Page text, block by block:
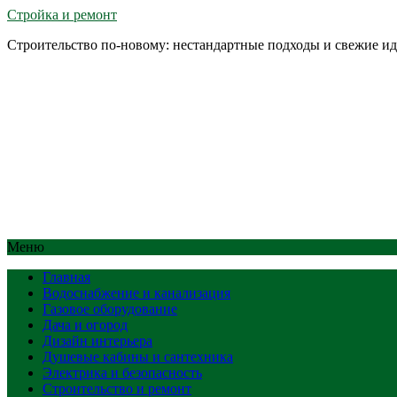
Стройка и ремонт
Строительство по-новому: нестандартные подходы и свежие
Меню
Главная
Водоснабжение и канализация
Газовое оборудование
Дача и огород
Дизайн интерьера
Душевые кабины и сантехника
Электрика и безопасность
Строительство и ремонт